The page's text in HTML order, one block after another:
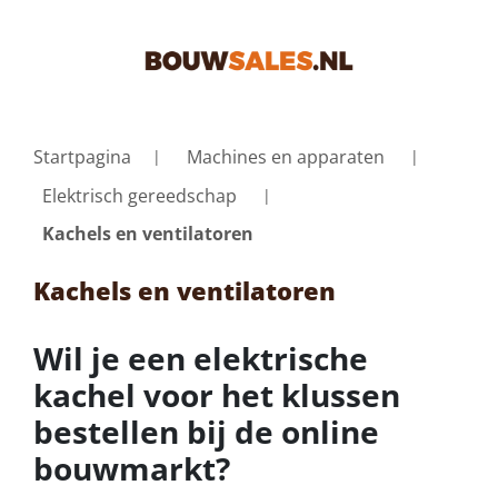
Startpagina
Machines en apparaten
Elektrisch gereedschap
Kachels en ventilatoren
Kachels en ventilatoren
Wil je een elektrische
kachel voor het klussen
bestellen bij de online
bouwmarkt?